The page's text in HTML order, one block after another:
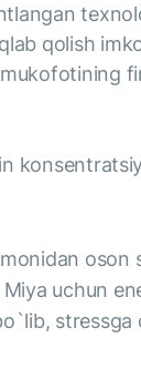
qolish
uchun